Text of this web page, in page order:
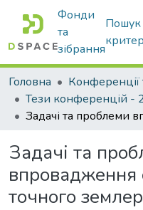
Фонди
та
зібрання
Пошук
Головна
Тези конференцій -
Задачі та
впровадження
точного